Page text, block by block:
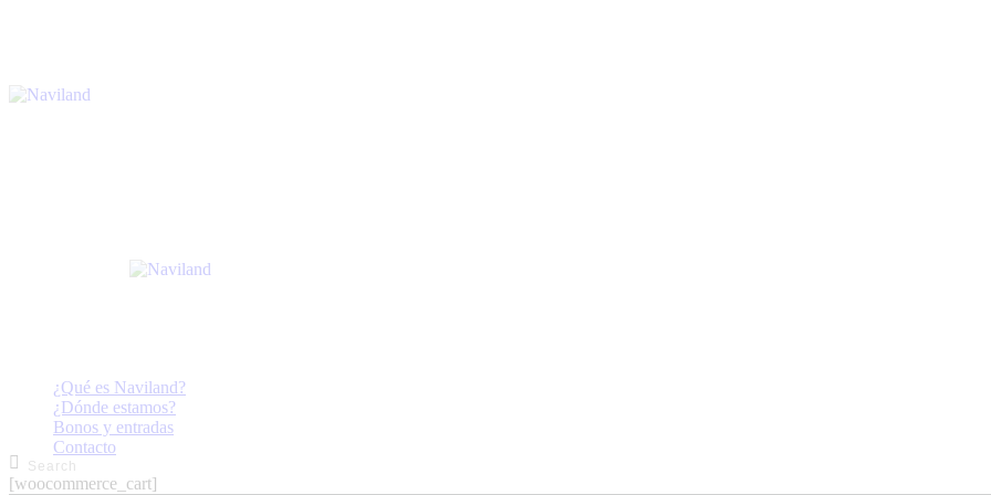
¿Qué es Naviland?
¿Dónde estamos?
Bonos y entradas
Contacto
[woocommerce_cart]